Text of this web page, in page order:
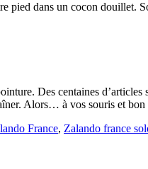
pied dans un cocon douillet.
Des centaines d’articles
Alors… à vos souris et
France, Zalando france